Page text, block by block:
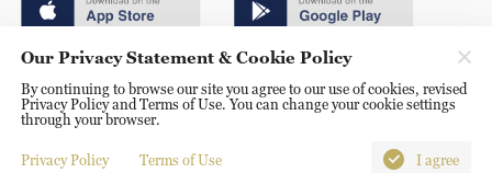
© China Radio International.CRI. All Rights Reserved. 16A
Shijingshan Road, Beijing, China. 100040
Our Privacy Statement & Cookie Policy
By continuing to browse our site you agree to our use of cookies, revised
Privacy Policy and Terms of Use. You can change your cookie settings
through your browser.
Privacy Policy Terms of Use I agree